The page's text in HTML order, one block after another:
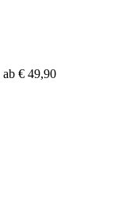
ab € 49,90